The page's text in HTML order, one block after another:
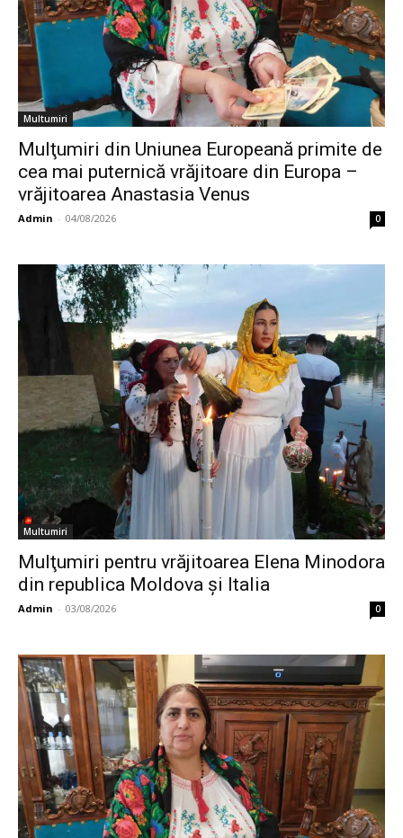
Multumiri
Mulţumiri din Uniunea Europeană primite de
cea mai puternică vrăjitoare din Europa –
vrăjitoarea Anastasia Venus
Admin - 04/08/2026 0
Multumiri
Mulţumiri pentru vrăjitoarea Elena Minodora
din republica Moldova și Italia
Admin - 03/08/2026 0